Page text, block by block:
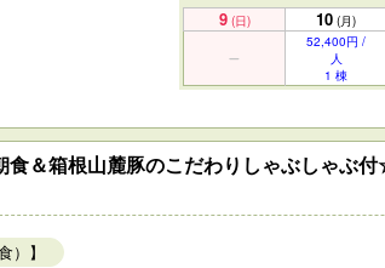
9 (日) 10 (月)
52,400円 /
人
1 棟
食＆箱根山麓豚のこだわりしゃぶしゃぶ
）】